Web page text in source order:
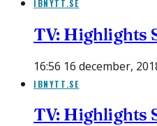
IBNYTT.SE
TV: Highlights
16:56 16 december,
IBNYTT.SE
TV: Highlights